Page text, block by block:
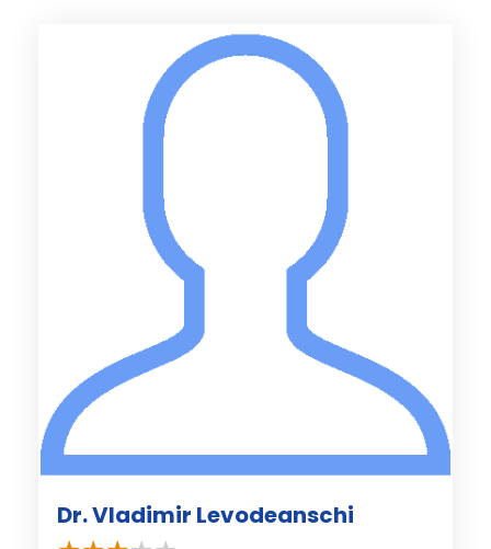
Dr. Vladimir Levodeanschi